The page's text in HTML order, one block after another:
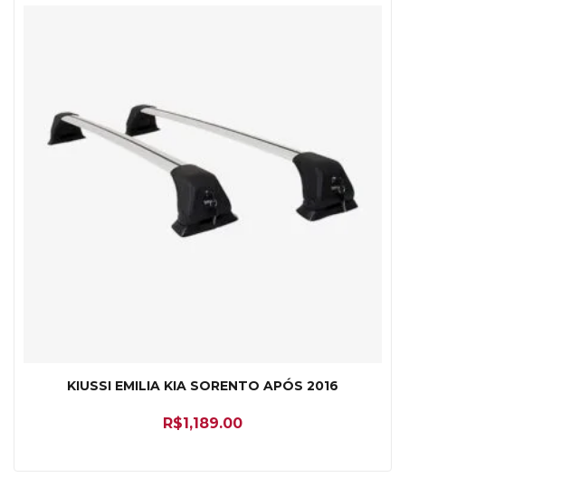
KIUSSI EMILIA KIA SORENTO APÓS 2016
R$1,189.00